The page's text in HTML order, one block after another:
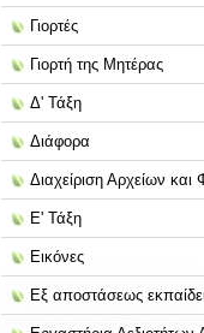
Γιορτές
Γιορτή της Μητέρας
Δ' Τάξη
Διάφορα
Διαχείριση Αρχείων
Ε' Τάξη
Εικόνες
Εξ αποστάσεως